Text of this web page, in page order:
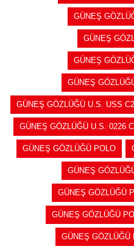
GÜNEŞ
GÜNEŞ
GÜNEŞ
GÜNEŞ
GÜNEŞ GÖZLÜĞÜ U.S. USS C2
GÜNEŞ GÖZLÜĞÜ U.S. 0226
GÜNEŞ GÖZLÜĞÜ POLO
GÜNEŞ
GÜNEŞ GÖZLÜĞÜ
GÜNEŞ GÖZLÜĞÜ
GÜNEŞ GÖZLÜĞÜ